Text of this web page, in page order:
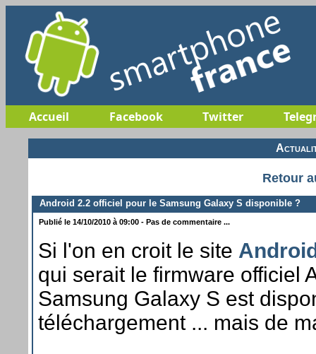
Accueil Facebook Twitter
Retour
Android 2.2 officiel pour le Samsung Galaxy S disponible ?
Publié le 14/10/2010 à 09:00 - Pas de commentaire ...
Si l'on en croit le site
qui serait le firmware officiel
Samsung Galaxy S est
téléchargement ... mais de